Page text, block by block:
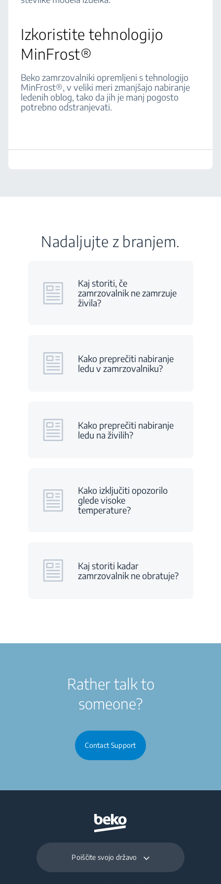
Izkoristite tehnologijo
MinFrost®
Beko zamrzovalniki opremljeni s tehnologijo
MinFrost®, v veliki meri zmanjšajo nabiranje
ledenih oblog, tako da jih je manj pogosto
potrebno odstranjevati.
Nadaljujte z branjem.
Kaj storiti, če
zamrzovalnik ne zamrzuje
živila?
Kako preprečiti nabiranje
ledu v zamrzovalniku?
Kako preprečiti nabiranje
ledu na živilih?
Kako izključiti opozorilo
glede visoke
temperature?
Kaj storiti kadar
zamrzovalnik ne obratuje?
Rather talk to
someone?
Contact Support
Poiščite svojo državo